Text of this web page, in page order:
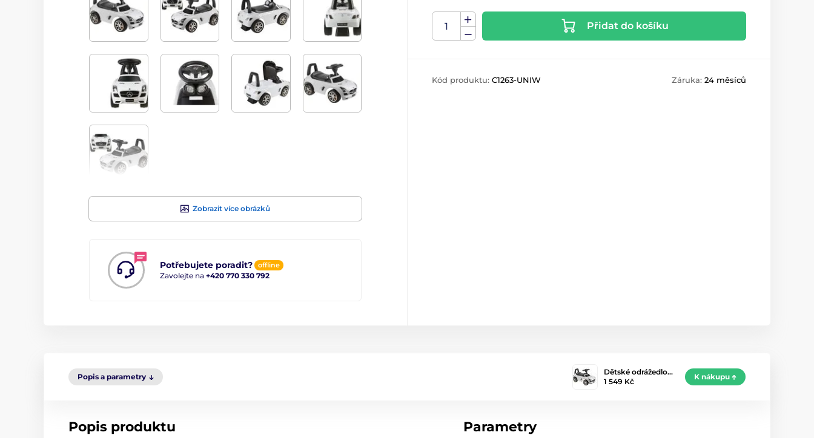
Zobrazit více obrázků
Potřebujete poradit? offline
Zavolejte na +420 770 330 792
Přidat do košíku
Kód produktu: C1263-UNIW Záruka: 24 měsíců
Popis a parametry
Dětské odrážedlo…
1 549 Kč
K nákupu
Popis produktu Parametry